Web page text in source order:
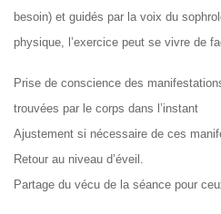
besoin) et guidés par la voix du
physique, l’exercice peut se vivre de
Prise de conscience des
trouvées par le corps dans l’instant
Ajustement si nécessaire de ces
Retour au niveau d’éveil.
Partage du vécu de la séance pour